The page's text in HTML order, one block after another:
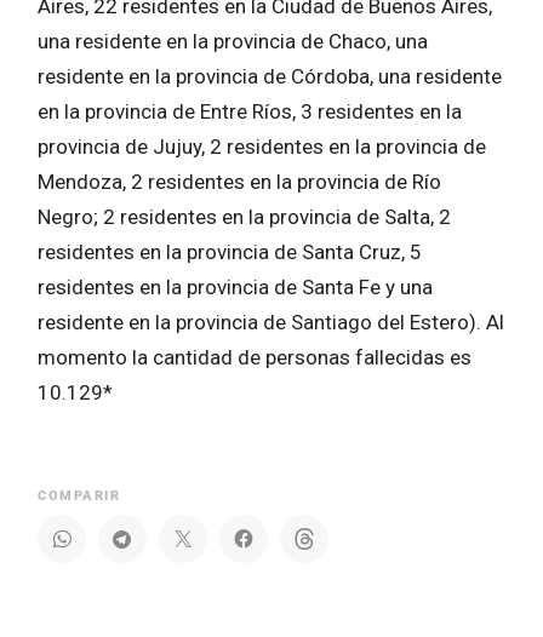
Aires, 22 residentes en la Ciudad de Buenos Aires,
una residente en la provincia de Chaco, una
residente en la provincia de Córdoba, una residente
en la provincia de Entre Ríos, 3 residentes en la
provincia de Jujuy, 2 residentes en la provincia de
Mendoza, 2 residentes en la provincia de Río
Negro; 2 residentes en la provincia de Salta, 2
residentes en la provincia de Santa Cruz, 5
residentes en la provincia de Santa Fe y una
residente en la provincia de Santiago del Estero). Al
momento la cantidad de personas fallecidas es
10.129*
COMPARIR